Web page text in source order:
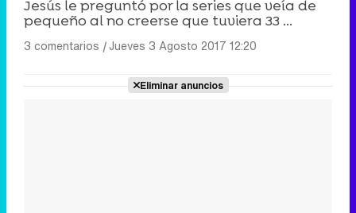
Jesús le preguntó por la series que veía de
pequeño al no creerse que tuviera 33 ...
3 comentarios |Jueves 3 Agosto 2017 12:20
Eliminar anuncios